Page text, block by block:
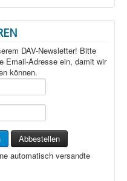
DAV-Newsletter! Bitte
Email-Adresse ein, damit wir
können.
automatisch versandte